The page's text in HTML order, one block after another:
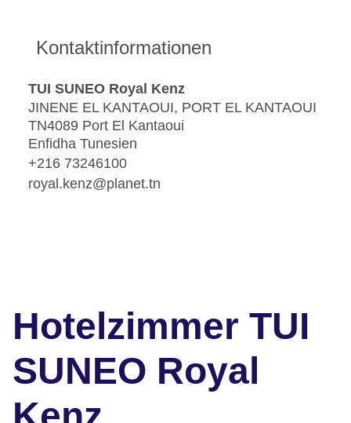
Kontaktinformationen
TUI SUNEO Royal Kenz
JINENE EL KANTAOUI, PORT EL KANTAOUI
TN4089 Port El Kantaoui
Enfidha Tunesien
+216 73246100
royal.kenz@planet.tn
Hotelzimmer TUI
SUNEO Royal